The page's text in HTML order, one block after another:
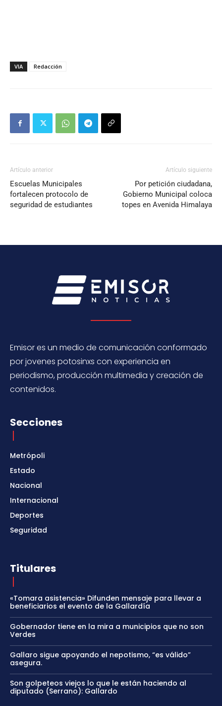
VIA Redacción
Artículo anterior
Escuelas Municipales
fortalecen protocolo de
seguridad de estudiantes
Artículo siguiente
Por petición ciudadana,
Gobierno Municipal coloca
topes en Avenida Himalaya
Emisor es un medio de comunicación conformado
por jovenes potosinxs con experiencia en
periodismo, producción multimedia y creación de
contenidos.
Secciones
Metrópoli
Estado
Nacional
Internacional
Deportes
Seguridad
Titulares
«Tomara asistencia» Difunden mensaje para llevar a
beneficiarios el evento de la Gallardía
Gobernador tiene en la mira a municipios que no son
Verdes
Gallaro sigue apoyando el nepotismo, “es válido”
asegura.
Son golpeteos viejos lo que le están haciendo al
diputado (Serrano): Gallardo